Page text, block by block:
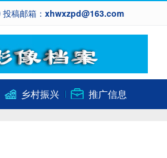
投稿邮箱：xhwxzpd@163.com
乡村振兴 推广信息